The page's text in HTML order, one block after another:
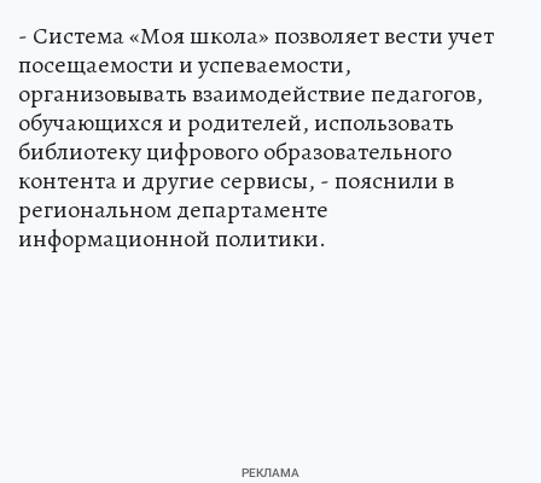
- Система «Моя школа» позволяет вести учет
посещаемости и успеваемости,
организовывать взаимодействие педагогов,
обучающихся и родителей, использовать
библиотеку цифрового образовательного
контента и другие сервисы, - пояснили в
региональном департаменте
информационной политики.